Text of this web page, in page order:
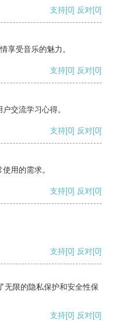
支持[0] 反对[0]
享受音乐的魅力。
支持[0] 反对[0]
交流学习心得。
支持[0] 反对[0]
用的需求。
支持[0] 反对[0]
支持[0] 反对[0]
无限的隐私保护和安全性保
支持[0] 反对[0]